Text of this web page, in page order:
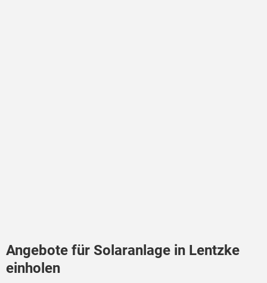
Angebote für Solaranlage in Lentzke
einholen